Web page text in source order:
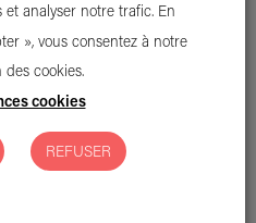
Prat
analyser notre trafic. En
», vous consentez à notre
des cookies.
cookies
REFUSER